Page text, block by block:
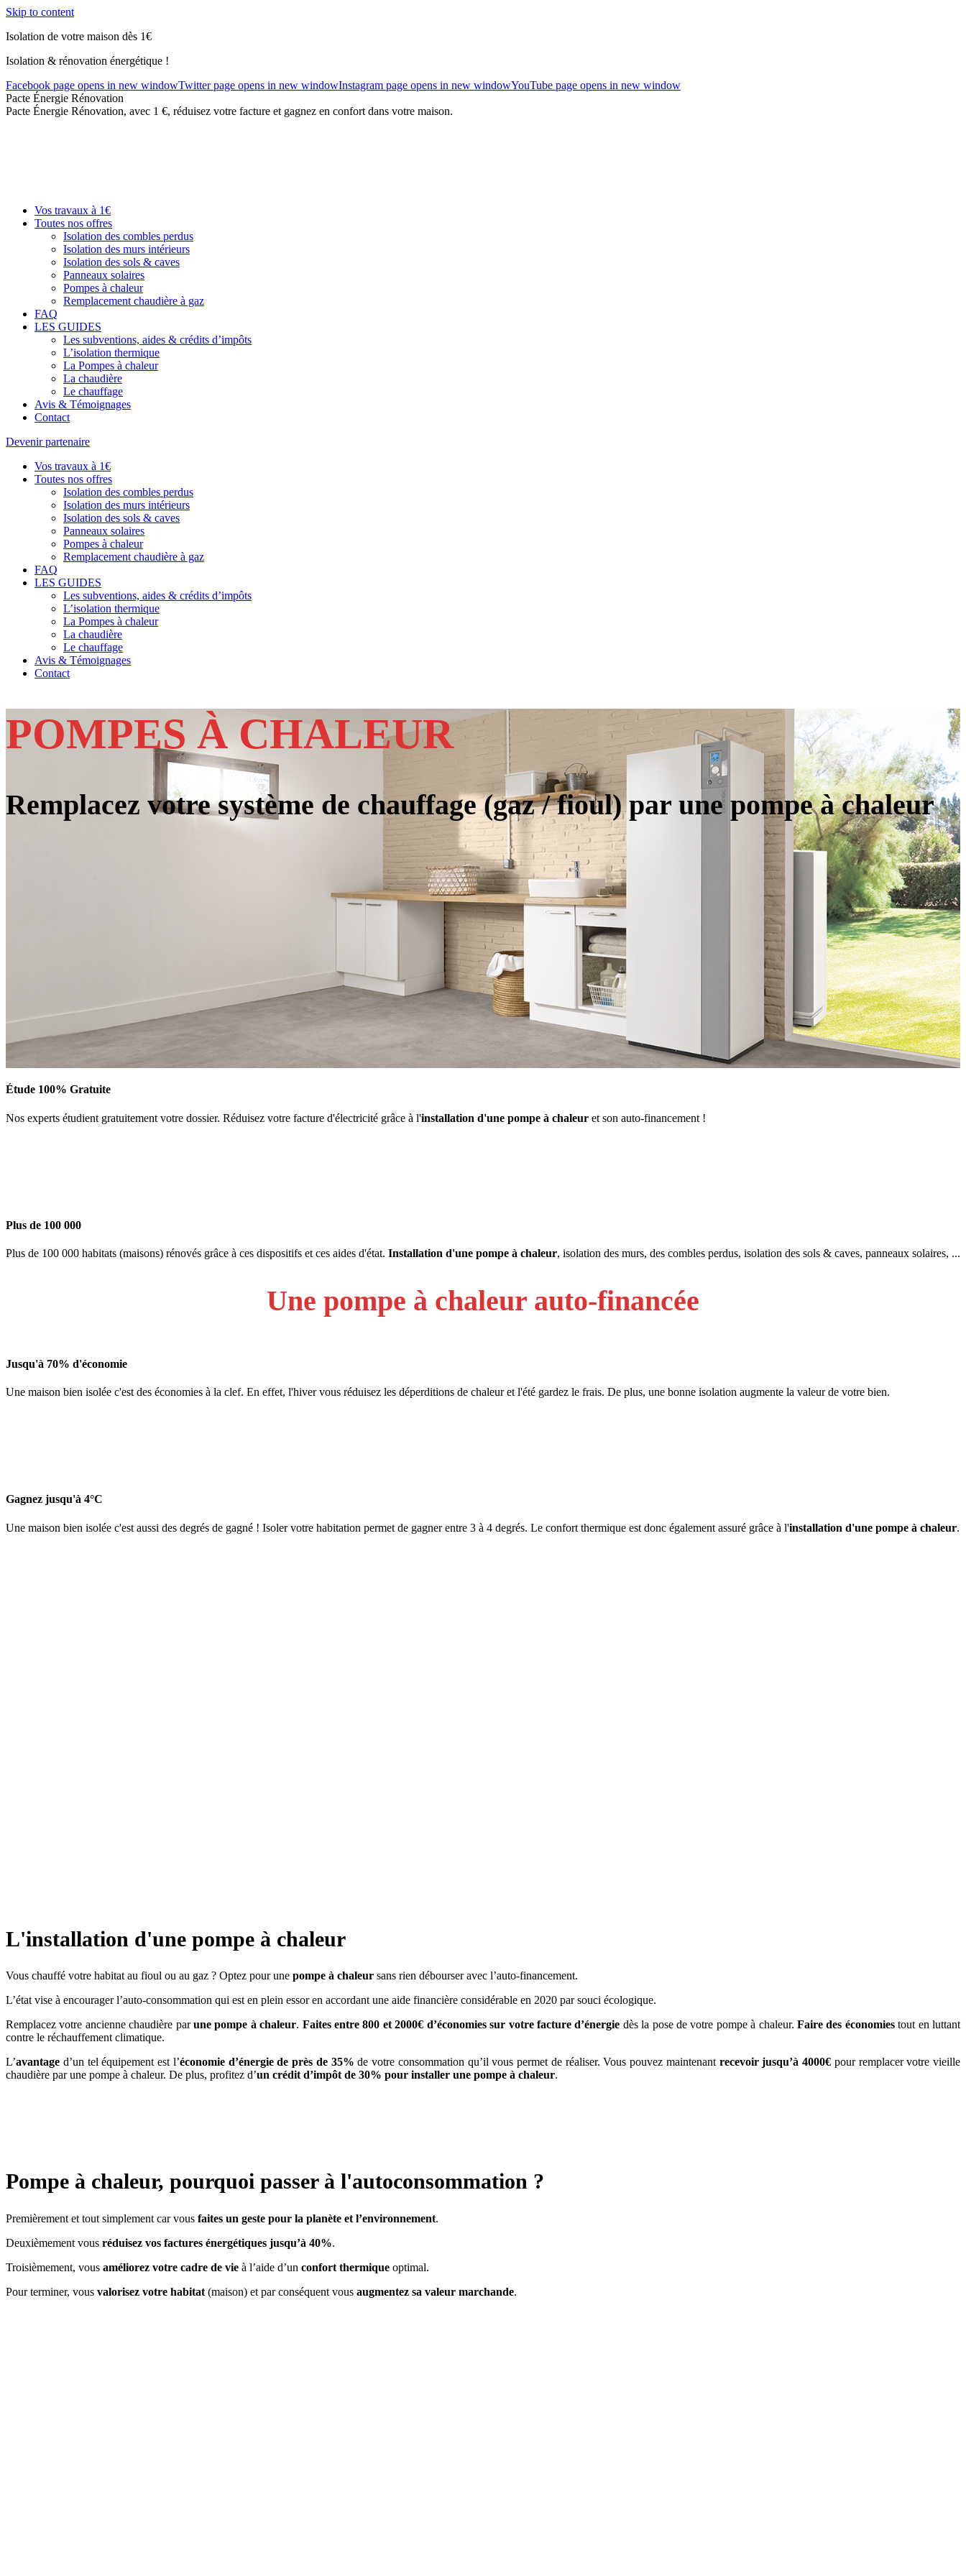
Skip to content
Isolation de votre maison dès 1€
Isolation & rénovation énergétique !
Facebook page opens in new windowTwitter page opens in new windowInstagram page opens in new windowYouTube page opens in new window
Pacte Énergie Rénovation
Pacte Énergie Rénovation, avec 1 €, réduisez votre facture et gagnez en confort dans votre maison.
Vos travaux à 1€
Toutes nos offres
Isolation des combles perdus
Isolation des murs intérieurs
Isolation des sols & caves
Panneaux solaires
Pompes à chaleur
Remplacement chaudière à gaz
FAQ
LES GUIDES
Les subventions, aides & crédits d’impôts
L’isolation thermique
La Pompes à chaleur
La chaudière
Le chauffage
Avis & Témoignages
Contact
Devenir partenaire
Vos travaux à 1€
Toutes nos offres
Isolation des combles perdus
Isolation des murs intérieurs
Isolation des sols & caves
Panneaux solaires
Pompes à chaleur
Remplacement chaudière à gaz
FAQ
LES GUIDES
Les subventions, aides & crédits d’impôts
L’isolation thermique
La Pompes à chaleur
La chaudière
Le chauffage
Avis & Témoignages
Contact
POMPES À CHALEUR
Remplacez votre système de chauffage (gaz / fioul) par une pompe à chaleur
Étude 100% Gratuite
Nos experts étudient gratuitement votre dossier. Réduisez votre facture d'électricité grâce à l'installation d'une pompe à chaleur et son auto-financement !
Plus de 100 000
Plus de 100 000 habitats (maisons) rénovés grâce à ces dispositifs et ces aides d'état. Installation d'une pompe à chaleur, isolation des murs, des combles perdus, isolation des sols & caves, panneaux solaires, ...
Une pompe à chaleur auto-financée
Jusqu'à 70% d'économie
Une maison bien isolée c'est des économies à la clef. En effet, l'hiver vous réduisez les déperditions de chaleur et l'été gardez le frais. De plus, une bonne isolation augmente la valeur de votre bien.
Gagnez jusqu'à 4°C
Une maison bien isolée c'est aussi des degrés de gagné ! Isoler votre habitation permet de gagner entre 3 à 4 degrés. Le confort thermique est donc également assuré grâce à l'installation d'une pompe à chaleur.
L'installation d'une pompe à chaleur
Vous chauffé votre habitat au fioul ou au gaz ? Optez pour une pompe à chaleur sans rien débourser avec l’auto-financement.
L’état vise à encourager l’auto-consommation qui est en plein essor en accordant une aide financière considérable en 2020 par souci écologique.
Remplacez votre ancienne chaudière parune pompe à chaleur. Faites entre 800 et 2000€ d’économies sur votre facture d’énergie dès la pose de votre pompe à chaleur. Faire des économiestout en luttant
contre le réchauffement climatique.
L’avantage d’un tel équipement est l’économie d’énergie de près de 35% de votre consommation qu’il vous permet de réaliser. Vous pouvez maintenant recevoir jusqu’à 4000€ pour remplacer votre vieille
chaudière par une pompe à chaleur. De plus, profitez d’un crédit d’impôt de 30% pour installer une pompe à chaleur.
Pompe à chaleur, pourquoi passer à l'autoconsommation ?
Premièrement et tout simplement car vous faites un geste pour la planète et l’environnement.
Deuxièmement vous réduisez vos factures énergétiques jusqu’à 40%.
Troisièmement, vous améliorez votre cadre de vie à l’aide d’un confort thermique optimal.
Pour terminer, vous valorisez votre habitat (maison) et par conséquent vous augmentez sa valeur marchande.